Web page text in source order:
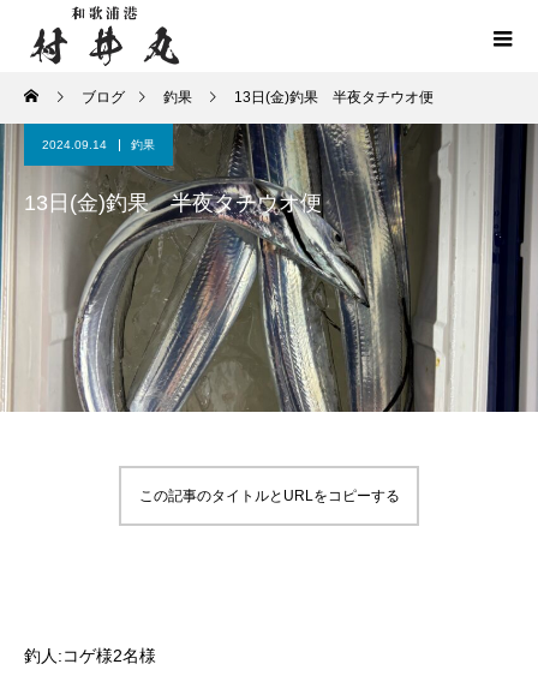
ブログ 釣果 13日(金)釣果 半夜タチウオ便
2024.09.14 釣果
13日(金)釣果 半夜タチウオ便
この記事のタイトルとURLをコピーする
釣人:コゲ様2名様